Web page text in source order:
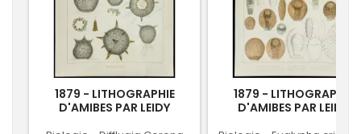
1879 - LITHOGRAPHIE
D'AMIBES PAR LEIDY
1879 - LITHOGRAPHIE
D'AMIBES PAR LEIDY